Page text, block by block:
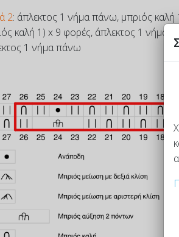
2: άπλεκτος 1 νήμα πάνω, μπριός
καλή 1) x 9 φορές, άπλεκτος 1 νήμα
1 νήμα πάνω